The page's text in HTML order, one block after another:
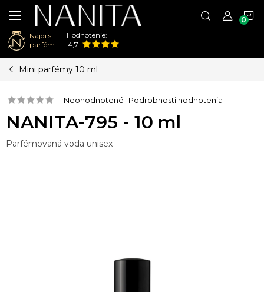
Nájdi si
parfém
Hodnotenie:
4,7
Mini parfémy 10 ml
Neohodnotené Podrobnosti hodnotenia
NANITA-795 - 10 ml
Parfémovaná voda unisex